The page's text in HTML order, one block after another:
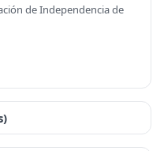
de Independencia de